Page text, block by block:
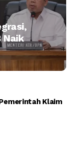
Naik
Klaim